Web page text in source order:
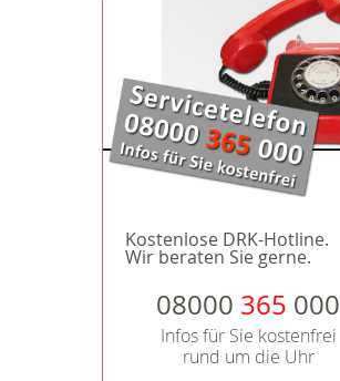
Kostenlose DRK-Hotline.
Wir beraten Sie gerne.
08000 365 000
Infos für Sie kostenfrei
rund um die Uhr